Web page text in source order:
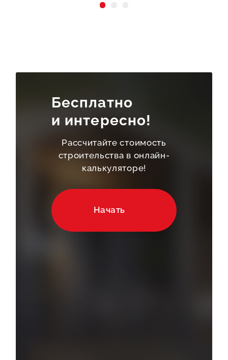
Бесплатно
и интересно!
Рассчитайте стоимость
строительства в онлайн-
калькуляторе!
Начать